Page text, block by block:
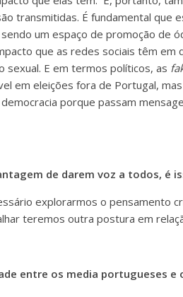
transmitidas. É fundamental que
um espaço de promoção de
que as redes sociais têm em
E em termos políticos, as
em eleições fora de Portugal,
porque passam
de darem voz a todos, é
explorarmos o pensamento
teremos outra postura em
entre os media portugueses e